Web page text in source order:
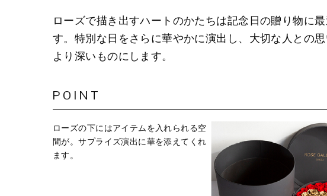
ローズで描き出すハートのかたちは記念日の贈り物に
す。特別な日をさらに華やかに演出し、大切な人との思
より深いものにします。
POINT
ローズの下にはアイテムを入れられる空
間が。サプライズ演出に華を添えてくれ
ます。